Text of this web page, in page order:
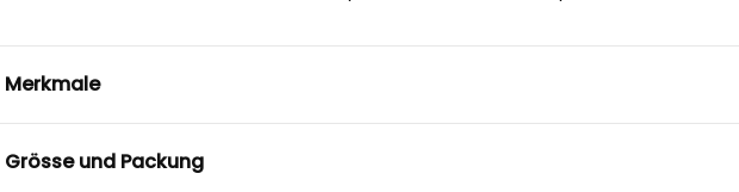
Merkmale
Grösse und Packung